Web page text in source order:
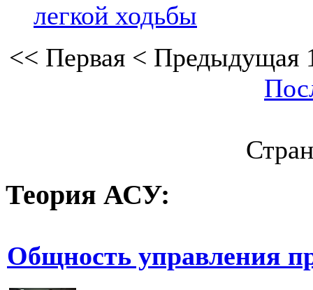
легкой ходьбы
<< Первая < Предыдущая
Теория АСУ:
Общность управления